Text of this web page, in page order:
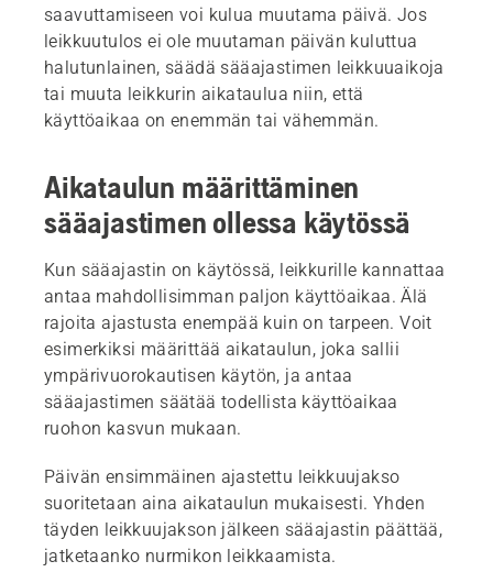
saavuttamiseen voi kulua muutama päivä. Jos
leikkuutulos ei ole muutaman päivän kuluttua
halutunlainen, säädä sääajastimen leikkuuaikoja
tai muuta leikkurin aikataulua niin, että
käyttöaikaa on enemmän tai vähemmän.
Aikataulun määrittäminen
sääajastimen ollessa käytössä
Kun sääajastin on käytössä, leikkurille kannattaa
antaa mahdollisimman paljon käyttöaikaa. Älä
rajoita ajastusta enempää kuin on tarpeen. Voit
esimerkiksi määrittää aikataulun, joka sallii
ympärivuorokautisen käytön, ja antaa
sääajastimen säätää todellista käyttöaikaa
ruohon kasvun mukaan.
Päivän ensimmäinen ajastettu leikkuujakso
suoritetaan aina aikataulun mukaisesti. Yhden
täyden leikkuujakson jälkeen sääajastin päättää,
jatketaanko nurmikon leikkaamista.